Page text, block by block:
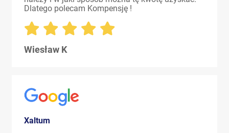
Dlatego polecam Kompensję !
Wiesław K
Xaltum